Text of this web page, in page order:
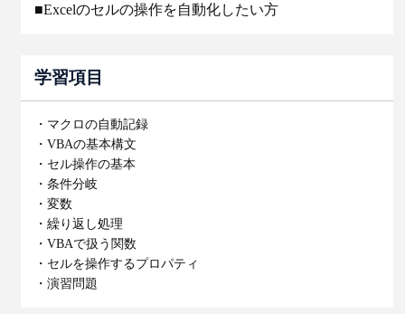
■Excelのセルの操作を自動化したい方
学習項目
・マクロの自動記録
・VBAの基本構文
・セル操作の基本
・条件分岐
・変数
・繰り返し処理
・VBAで扱う関数
・セルを操作するプロパティ
・演習問題